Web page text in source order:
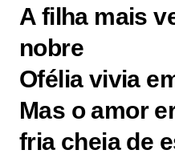
A filha mais
nobre
Ofélia vivia
Mas o amor
fria cheia de